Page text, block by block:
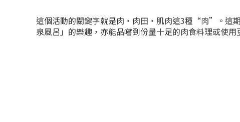
這個活動的關鍵字就是肉・肉田・肌肉這3種“肉”。這
泉風呂」的樂趣，亦能品嚐到份量十足的肉食料理或使